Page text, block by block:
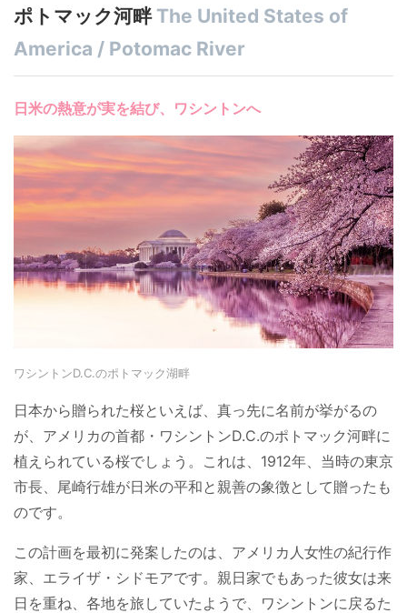
ポトマック河畔 The United States of
America / Potomac River
日米の熱意が実を結び、ワシントンへ
ワシントンD.C.のポトマック湖畔
日本から贈られた桜といえば、真っ先に名前が挙がるの
が、アメリカの首都・ワシントンD.C.のポトマック河畔に
植えられている桜でしょう。これは、1912年、当時の東京
市長、尾崎行雄が日米の平和と親善の象徴として贈ったも
のです。
この計画を最初に発案したのは、アメリカ人女性の紀行作
家、エライザ・シドモアです。親日家でもあった彼女は来
日を重ね、各地を旅していたようで、ワシントンに戻るた